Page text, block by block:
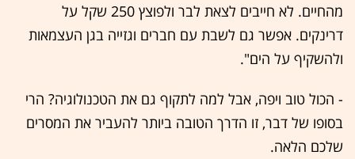
מהחיים. לא חייבים לצאת לבר ולפוצץ 250 שקל על
דרינקים. אפשר גם לשבת עם חברים וגזייה בגן העצמאות
ולהשקיף על הים".
- הכול טוב ויפה, אבל למה לתקוף גם את הטכנולוגיה? הרי
בסופו של דבר, זו הדרך הטובה ביותר להעביר את המסרים
שלכם הלאה.